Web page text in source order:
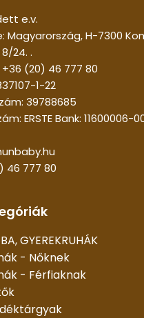
e.v.
Magyarország, H-7300
24. .
(20) 46 777 80
1-22
39788685
ERSTE Bank: 11600006-
46 777 80
GYEREKRUHÁK
- Nőknek
- Férfiaknak